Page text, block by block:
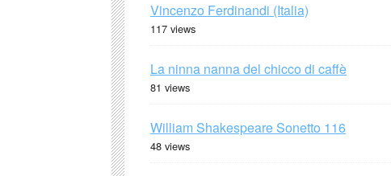
Vincenzo Ferdinandi (Italia)
117 views
La ninna nanna del chicco di caffè
81 views
William Shakespeare Sonetto 116
48 views